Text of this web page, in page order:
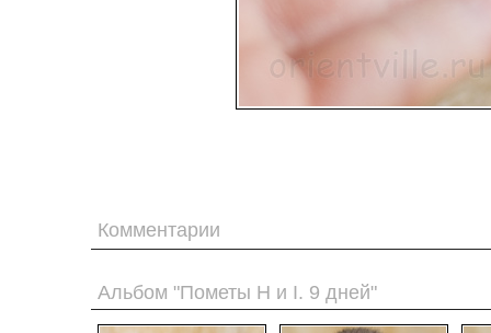
Комментарии
Альбом "Пометы H и I. 9 дней"